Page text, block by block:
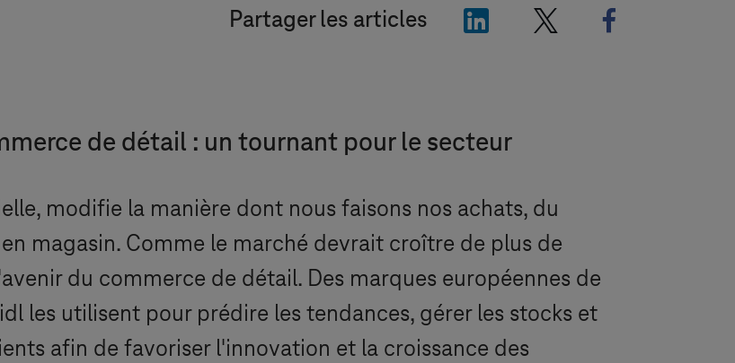
Partager les articles "LinkedIn"
de détail : un tournant pour le secteur
modifie la manière dont nous faisons nos achats, du
magasin. Comme le marché devrait croître de plus de
du commerce de détail. Des marques européennes de
les utilisent pour prédire les tendances, gérer les stocks et
afin de favoriser l'innovation et la croissance des